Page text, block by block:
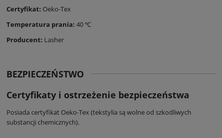
Certyfikat: Oeko-Tex
Temperatura prania: 40 ℃
Producent: Lasher
BEZPIECZEŃSTWO
Certyfikaty i ostrzeżenie bezpieczeństwa
Posiada certyfikat Oeko-Tex (tekstylia są wolne od szkodliwych
substancji chemicznych).